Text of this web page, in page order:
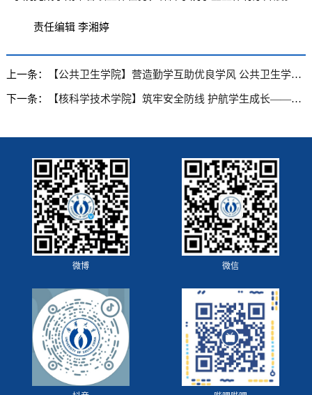
责任编辑 李湘婷
上一条： 【公共卫生学院】营造勤学互助优良学风 公共卫生学院“勤学堂”学业帮扶活动持续开展中
下一条： 【核科学技术学院】筑牢安全防线 护航学生成长——核科学技术学院召开专题安全教育会
微博 微信